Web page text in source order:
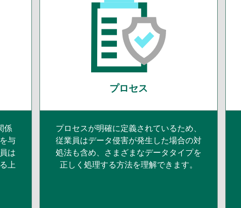
係
与
は
上
プロセス
プロセスが明確に定義されているため、
従業員はデータ侵害が発生した場合の対
処法も含め、さまざまなデータタイプを
正しく処理する方法を理解できます。